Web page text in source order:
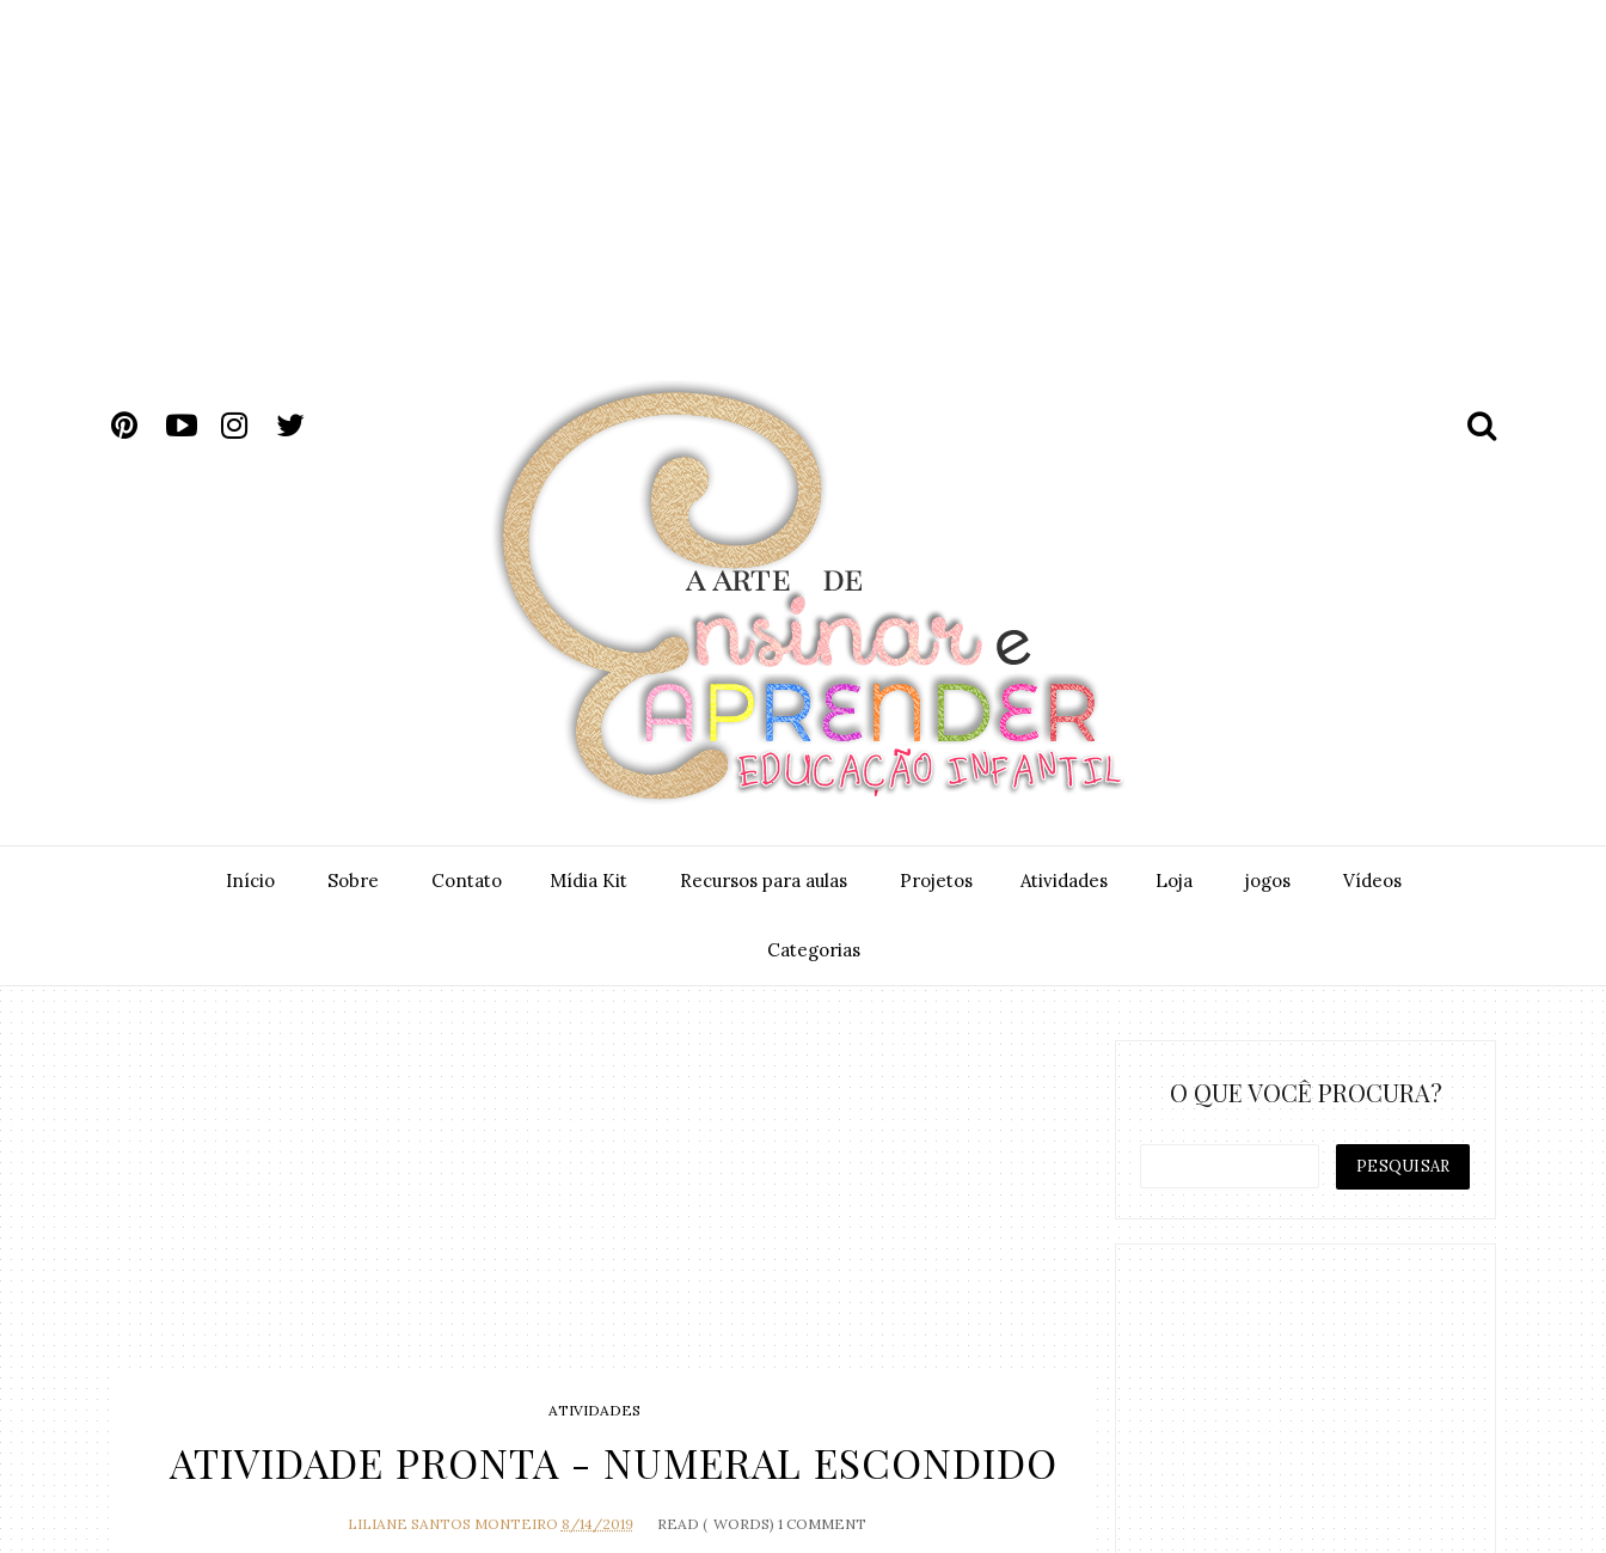
Início Sobre Contato Mídia Kit Recursos para aulas Projetos Atividades Loja jogos Vídeos
Categorias
ATIVIDADES
ATIVIDADE PRONTA - NUMERAL ESCONDIDO
LILIANE SANTOS MONTEIRO 8/14/2019 READ ( WORDS) 1 COMMENT
O QUE VOCÊ PROCURA?